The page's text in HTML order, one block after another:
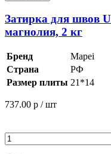
Затирка для швов
магнолия, 2 кг
Бренд
Mapei
Страна
РФ
Размер плиты 21*14
737.00 р / шт